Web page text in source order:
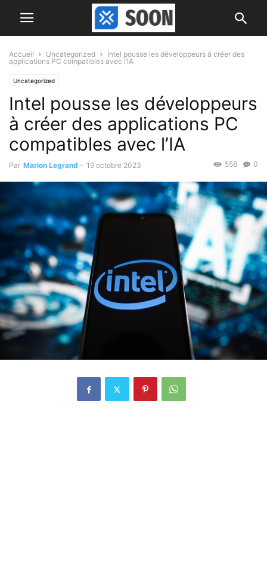
Accueil Uncategorized
Intel pousse les développeurs à créer des
applications PC compatibles avec l’IA
Uncategorized
Intel pousse les développeurs
à créer des applications PC
compatibles avec l’IA
Par Marion Legrand - 19 octobre 2023 0
558